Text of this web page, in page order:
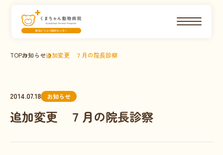
TOPお知らせ追加変更 ７月の院長診察
2014.07.18 お知らせ
追加変更 ７月の院長診察